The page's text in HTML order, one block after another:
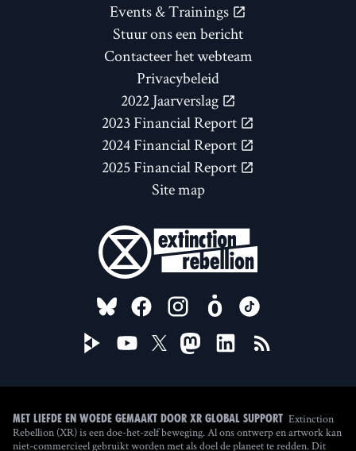
Events & Trainings
Stuur ons een bericht
Contacteer het webteam
Privacybeleid
2022 Jaarverslag
2023 Financial Report
2024 Financial Report
2025 Financial Report
Site map
FOLLOW US ON
Met liefde en woede gemaakt door XR Global Support Extinction
Rebellion (XR) is een doe-het-zelf beweging. Al ons ontwerp en artwork kan
niet-commercieel gebruikt worden met als doel de planeet te redden. Dit